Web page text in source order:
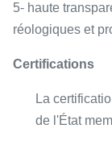
5- haute
réologiques et
Certifications
La
de l'État